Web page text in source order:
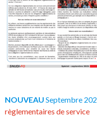
NOUVEAU Septembre
règlementaires de service